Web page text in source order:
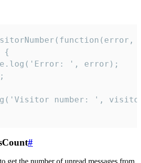
{
', error);
number: ',
#